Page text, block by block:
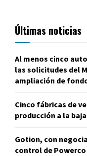
Últimas noticias
Al menos cinco
las solicitudes del
ampliación de
Cinco fábricas de
producción a la
Gotion, con
control de